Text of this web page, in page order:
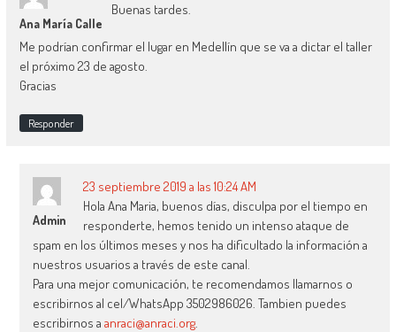
Ana María Calle
Buenas tardes.
Me podrían confirmar el lugar en Medellín que se va a dictar el taller
el próximo 23 de agosto.
Gracias
Responder
Admin
23 septiembre 2019 a las 10:24 AM
Hola Ana Maria, buenos días, disculpa por el tiempo en
responderte, hemos tenido un intenso ataque de
spam en los últimos meses y nos ha dificultado la información a
nuestros usuarios a través de este canal.
Para una mejor comunicación, te recomendamos llamarnos o
escribirnos al cel/WhatsApp 3502986026. Tambien puedes
escribirnos a anraci@anraci.org.